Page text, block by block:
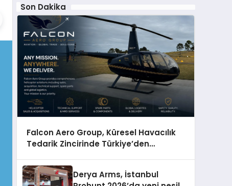
Son Dakika
Falcon Aero Group, Küresel Havacılık
Tedarik Zincirinde Türkiye’den
Derya Arms, İstanbul